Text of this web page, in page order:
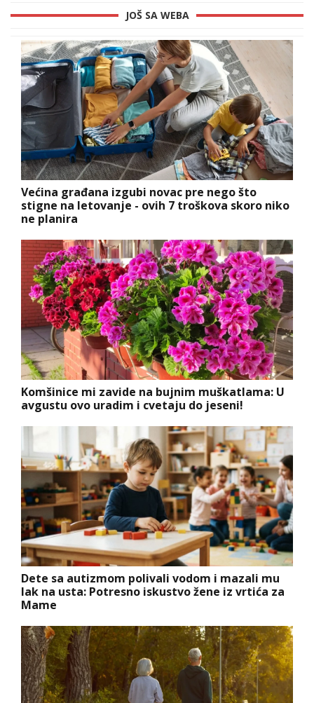
JOŠ SA WEBA
Većina građana izgubi novac pre nego što
stigne na letovanje - ovih 7 troškova skoro niko
ne planira
Komšinice mi zavide na bujnim muškatlama: U
avgustu ovo uradim i cvetaju do jeseni!
Dete sa autizmom polivali vodom i mazali mu
lak na usta: Potresno iskustvo žene iz vrtića za
Mame